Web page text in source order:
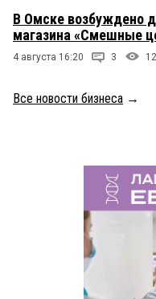
В Омске возбуждено
магазина «Смешные
4 августа 16:20 3
Все новости бизнеса →